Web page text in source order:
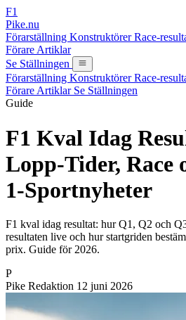
F1
Pike.nu
Förarställning KonstruktörerRace-
Förare Artiklar
Se Ställningen
Förarställning KonstruktörerRace-
Förare Artiklar Se Ställningen
Guide
F1 Kval Idag
Lopp-Tider, Race
1-Sportnyheter
F1 kval idag resultat: hur Q1, Q2 och
resultaten live och hur startgriden
prix. Guide för 2026.
P
Pike Redaktion 12 juni 2026